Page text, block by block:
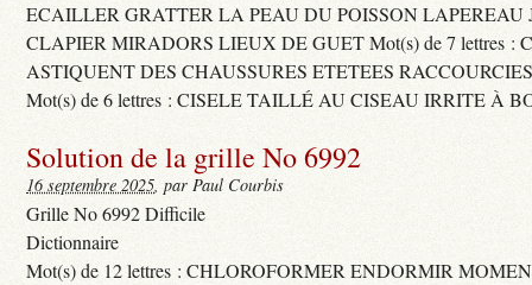
ECAILLER GRATTER LA PEAU DU POISSON LAPEREAU
CLAPIER MIRADORS LIEUX DE GUET Mot(s) de 7 lettres :
ASTIQUENT DES CHAUSSURES ETETEES
Mot(s) de 6 lettres : CISELE TAILLÉ AU CISEAU IRRITE À
Solution de la grille No 6992
16 septembre 2025, par Paul Courbis
Grille No 6992 Difficile
Dictionnaire
Mot(s) de 12 lettres : CHLOROFORMER ENDORMIR